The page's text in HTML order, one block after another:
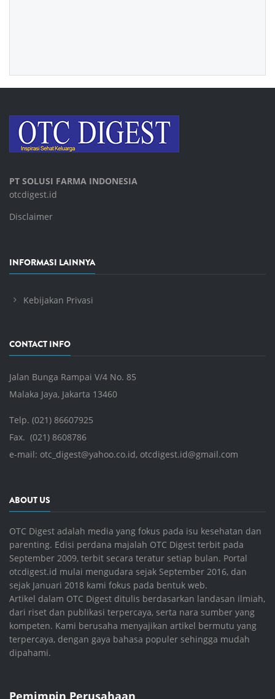
PT SOLUSI FARMA INDONESIA
otcdigest.id
Disclaimer
INFORMASI LAINNYA
Kebijakan Privasi
CONTACT INFO
Jalan Bunga Rampai V/4 No. 85
Malaka Jaya, Jakarta 13460
Telp. (021) 86607925
Fax. (021) 8608786
e-mail: otc_digest@yahoo.co.id, otcdigest.id@gmail.com
ABOUT US
OTC Digest adalah media yang fokus pada isu kesehatan dan
parenting. Edisi perdana majalah OTC Digest terbit pada
September 2009, terbit secara teratur setiap bulan. Portal
otcdigest.id mulai mengudara sejak September 2016, dan
sejak Januari 2018 kami fokus pada bentuk web.
Artikel dalam OTC Digest ditulis berdasarkan landasan ilmiah,
dari riset dan publikasi terpercaya, serta nara sumber yang
kompeten. Kami berusaha menyajikan artikel bermutu yang
terpercaya, dengan gaya bahasa populer sehingga mudah
dipahami.
Pemimpin Perusahaan